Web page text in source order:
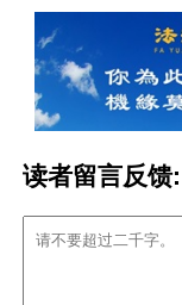
读者留言反馈: